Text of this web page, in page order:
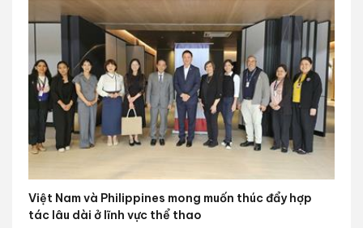
Việt Nam và Philippines mong muốn thúc đẩy hợp
tác lâu dài ở lĩnh vực thể thao